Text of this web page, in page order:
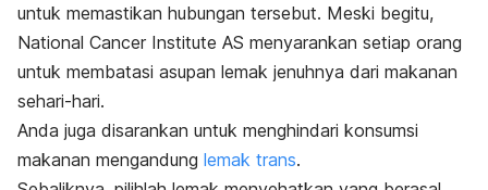
untuk memastikan hubungan tersebut. Meski begitu,
National Cancer Institute AS menyarankan setiap orang
untuk membatasi asupan lemak jenuhnya dari makanan
sehari-hari.
Anda juga disarankan untuk menghindari konsumsi
makanan mengandung lemak trans.